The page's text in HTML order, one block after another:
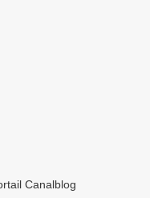
Canalblog